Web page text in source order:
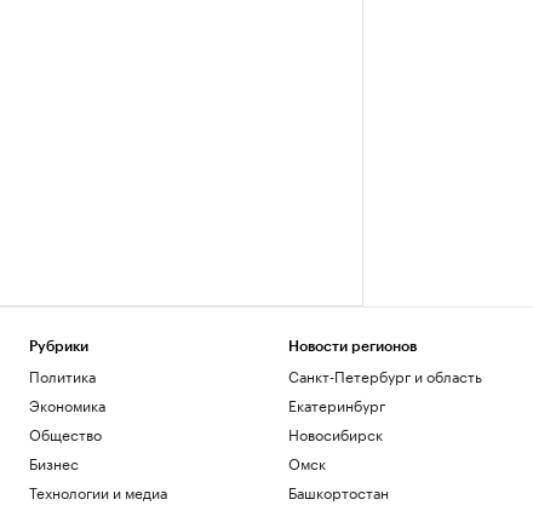
Рубрики
Политика
Экономика
Общество
Бизнес
Технологии и медиа
Новости регионов
Санкт-Петербург и область
Екатеринбург
Новосибирск
Омск
Башкортостан